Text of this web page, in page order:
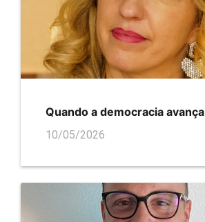
Quando a democracia avança
10/05/2026